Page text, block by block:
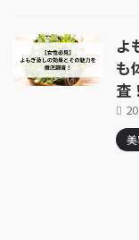
よ
も
査！